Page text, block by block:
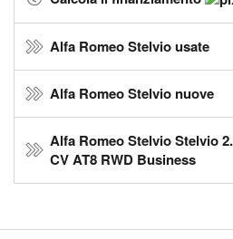
Alfa Romeo Stelvio usate
Alfa Romeo Stelvio nuove
Alfa Romeo Stelvio Stelvio
CV AT8 RWD Business